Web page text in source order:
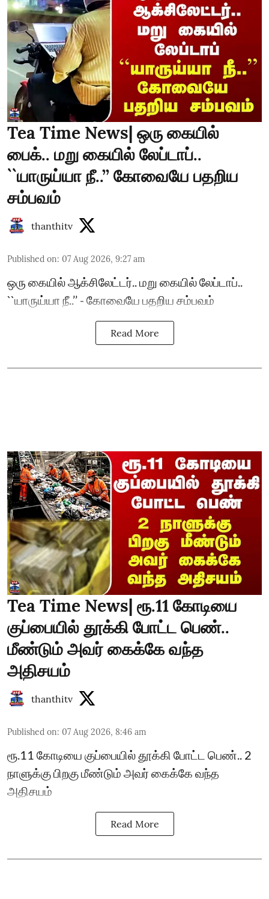
Tea Time News| ஒரு கையில்
பைக்.. மறு கையில் லேப்டாப்..
``யாருய்யா நீ..’’ கோவையே பதறிய
சம்பவம்
thanthitv
Published on: 07 Aug 2026, 9:27 am
ஒரு கையில் ஆக்சிலேட்டர்.. மறு கையில் லேப்டாப்..
``யாருய்யா நீ..’’ - கோவையே பதறிய சம்பவம்
Read More
Tea Time News| ரூ.11 கோடியை
குப்பையில் தூக்கி போட்ட பெண்..
மீண்டும் அவர் கைக்கே வந்த
அதிசயம்
thanthitv
Published on: 07 Aug 2026, 8:46 am
ரூ.11 கோடியை குப்பையில் தூக்கி போட்ட பெண்.. 2
நாளுக்கு பிறகு மீண்டும் அவர் கைக்கே வந்த
அதிசயம்
Read More